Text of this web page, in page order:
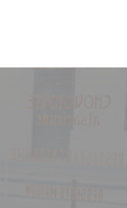
νέο παράθυρο))